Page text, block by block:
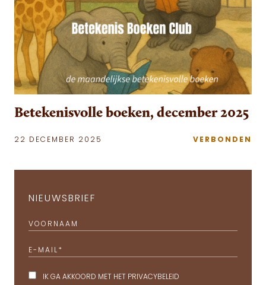
Betekenisvolle boeken, december 2025
22 DECEMBER 2025 VERBONDEN
NIEUWSBRIEF
VOORNAAM
E-MAIL *
IK GA AKKOORD MET HET PRIVACYBELEID